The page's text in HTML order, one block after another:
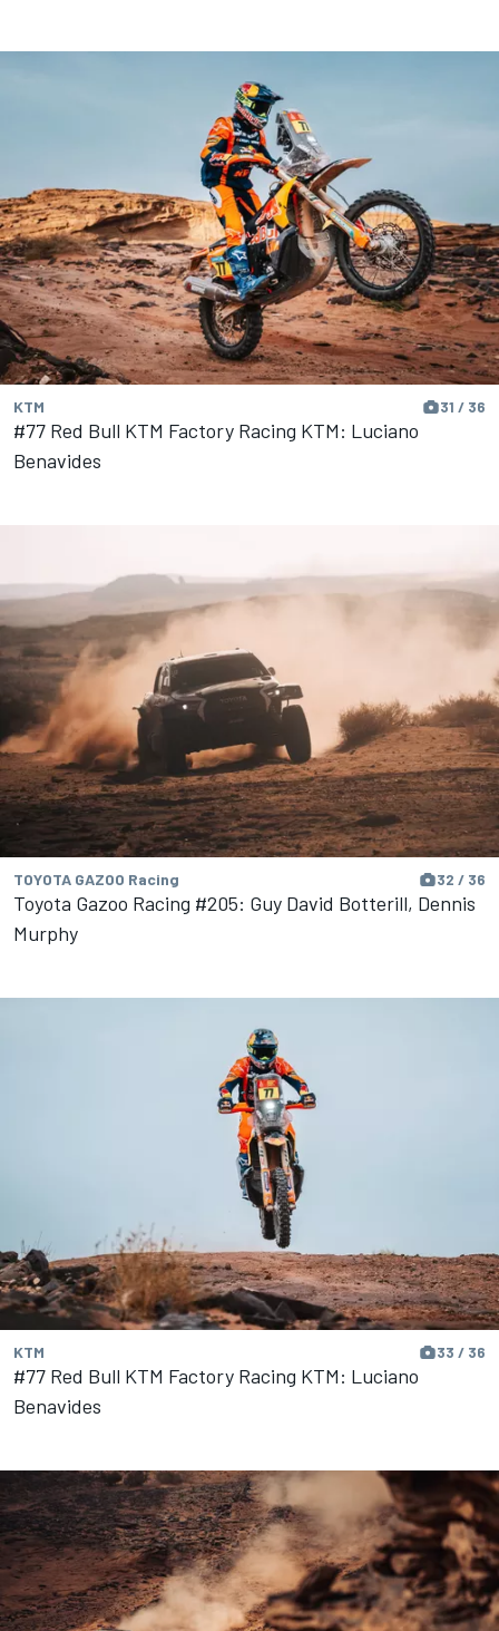
KTM 31 / 36
#77 Red Bull KTM Factory Racing KTM: Luciano
Benavides
TOYOTA GAZOO Racing 32 / 36
Toyota Gazoo Racing #205: Guy David Botterill, Dennis
Murphy
KTM 33 / 36
#77 Red Bull KTM Factory Racing KTM: Luciano
Benavides